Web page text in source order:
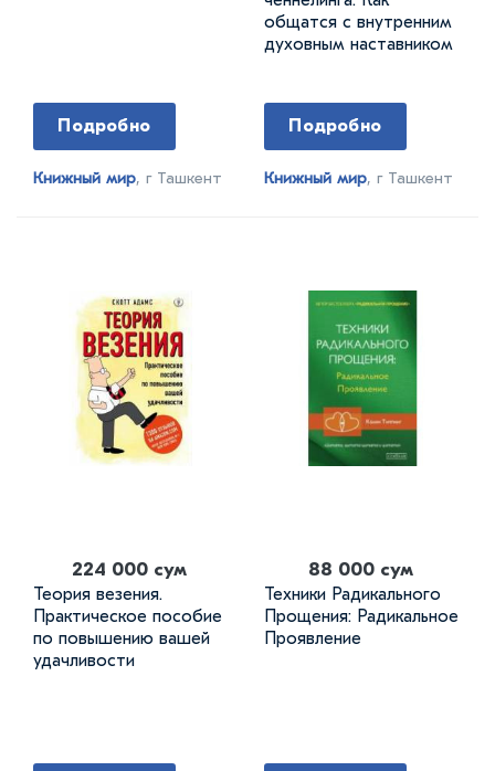
Подробно
Книжный мир, г Ташкент
общатся с внутренним
духовным наставником
Подробно
Книжный мир, г Ташкент
224 000 сум
Теория везения.
Практическое пособие
по повышению вашей
удачливости
88 000 сум
Техники Радикального
Прощения: Радикальное
Проявление